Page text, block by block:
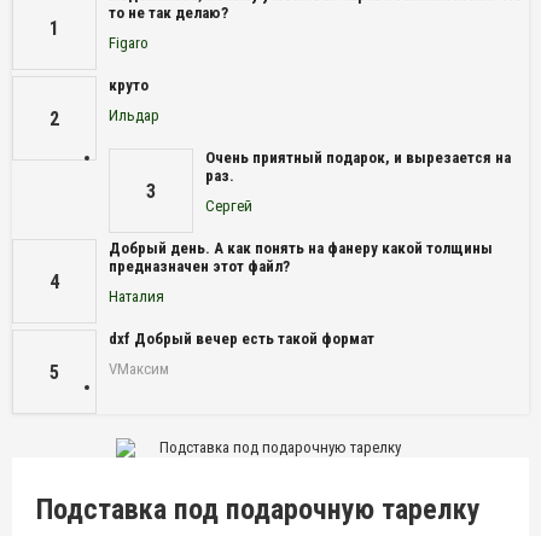
1
то не так делаю?
Figaro
2
круто
Ильдар
3
Очень приятный подарок, и вырезается на
раз.
Сергей
4
Добрый день. А как понять на фанеру какой толщины
предназначен этот файл?
Наталия
5
dxf Добрый вечер есть такой формат
VМаксим
Подставка под подарочную тарелку